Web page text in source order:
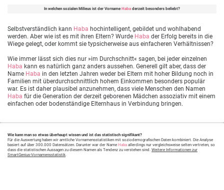
In welchen sozialen Milieus ist der Vorname Haba derzeit besonders beliebt?
Selbstverständlich kann Haba hochintelligent, gebildet und wohlhabend
werden. Aber wie ist es mit ihren Eltern? Wurde Haba der Erfolg bereits in die
Wiege gelegt, oder kommt sie typsicherweise aus einfacheren Verhältnissen?
Wie immer lässt sich dies nur »im Durchschnitt« sagen, bei jeder einzelnen
Haba kann es natürlich ganz anders aussehen. Generell gilt aber, dass der
Name Haba in den letzten Jahren weder bei Eltern mit hoher Bildung noch in
Familien mit überdurchschnittlich hohem Einkommen besonders populär
war. Es ist daher plausibel anzunehmen, dass viele Menschen den Namen
Haba für die Generation der derzeit geborenen Mädchen assoziativ mit einem
einfachen oder bodenständige Elternhaus in Verbindung bringen.
Wie kann man so etwas überhaupt wissen und ist das statistisch signifikant?
Für die Auswertung haben wir amtliche Vornamensstatistiken mit soziodemografischen Daten kombiniert. Die Analyse
basiert auf über 300.000 Datensätzen. Darunter war der Name Haba allerdings nur vergleichsweise selten vertreten, so
dass die statistischen Aussagen zu diesem Namen als Tendenz zu verstehen sind. Weitere Informationen zur
SmartGenius-Vornamensstatistik.